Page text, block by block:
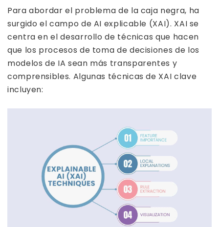
Para abordar el problema de la caja negra, ha
surgido el campo de AI explicable (XAI). XAI se
centra en el desarrollo de técnicas que hacen
que los procesos de toma de decisiones de los
modelos de IA sean más transparentes y
comprensibles. Algunas técnicas de XAI clave
incluyen: